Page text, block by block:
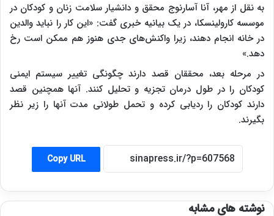
به نقل از مهر، آنا آسارنوج محقق و دانشیار سلامت زنان و کودکان در
موسسه کارولینسکا، در یک بیانیه خبری گفت: «این کار را نباید والدین
در خانه انجام دهند، زیرا واکنش‌های جدی هنوز هم ممکن است رخ
دهد.»
در مرحله بعد، محققان قصد دارند چگونگی تغییر سیستم ایمنی
کودکان را در طول درمان تجزیه و تحلیل کنند. آنها همچنین قصد
دارند کودکان را ردیابی کرده و تحمل طولانی مدت آنها را زیر نظر
بگیرند.
Copy URL
نوشته های مشابه